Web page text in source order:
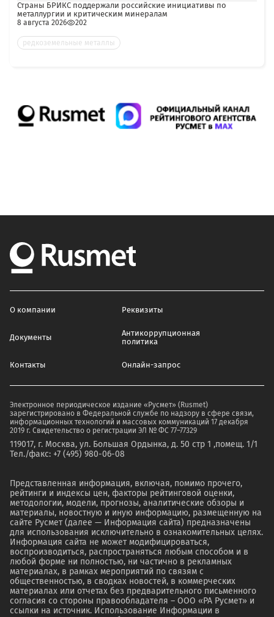
Страны БРИКС поддержали российские инициативы по
металлургии и критическим минералам
8 августа 2026 202
редкоземельные металлы
О компании Реквизиты
Документы
Антикоррупционная
политика
Контакты Онлайн-запрос
Электронное периодическое издание «Русмет» (Rusmet)
зарегистрировано в Федеральной службе по надзору в сфере связи,
информационных технологий и массовых коммуникаций 17 декабря
2019 г. Свидетельство о регистрации ЭЛ № ФС 77–77329
119017, г. Москва, ул. Большая Ордынка, д. 50 стр 1 ,помещ. 1/1
Тел./факс: +7 (495) 980-06-08
Представленная информация, включая, помимо прочего,
рейтинги и индексы цен, факторы рейтинговой оценки,
методологии, модели, прогнозы, аналитические обзоры и
материалы, новостную и иную информацию, размещенную на
сайте Русмет (далее — Информация сайта) предназначены
для использования исключительно в ознакомительных целях.
Информация сайта не может модифицироваться,
воспроизводиться, распространяться любым способом и в
любой форме ни полностью, ни частично в рекламных
материалах, в рамках мероприятий по связям с
общественностью, в сводках новостей, в коммерческих
материалах или отчетах без предварительного письменного
согласия со стороны правообладателя – ООО «РА Русмет» и
ссылки на источник. Использование Информации в